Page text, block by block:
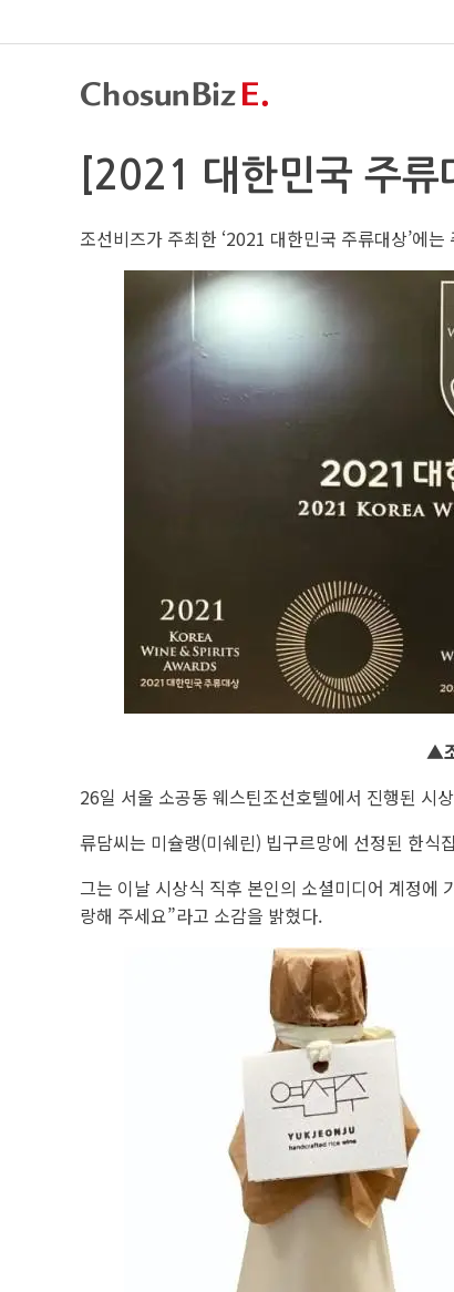
[2021 대한민국 주
조선비즈가 주최한 ‘2021 대한민국 주류대상’에
▲
26일 서울 소공동 웨스틴조선호텔에서 진행된 시
류담씨는 미슐랭(미쉐린) 빕구르망에 선정된 한식
그는 이날 시상식 직후 본인의 소셜미디어 계정에
랑해 주세요”라고 소감을 밝혔다.